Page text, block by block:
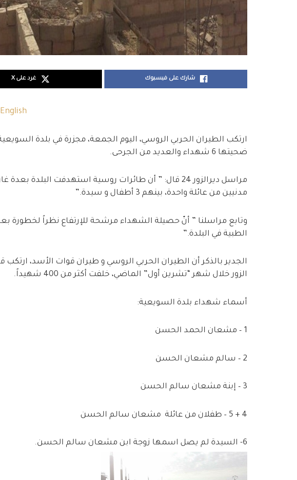
شارك على فيسبوك غرد على X
English
ارتكب الطيران الحربي الروسي، اليوم الجمعة، مجزرة في بلدة
ضحيتها 6 شهداء والعديد من الجرحى.
مراسل ديرالزور 24 قال: ” أن طائرات روسية استهدفت
مدنيين من عائلة واحدة، بينهم 3 أطفال و سيدة.”
وتابع مراسلنا ” أنّ حصيلة الشهداء مرشحة للإرتفاع نظراً
الطبية في البلدة.”
الزور خلال شهر “تشرين أول” الماضي، خلفت أكثر من 400 شهيداً.
أسماء شهداء بلدة السويعية:
1 – مشعان الحمد الحسن
2 – سالم مشعان الحسن
3 – إبنة مشعان سالم الحسن
4 + 5 – طفلان من عائلة مشعان سالم الحسن
6- السيدة لم يصل اسمها زوجة ابن مشعان سالم الحسن.